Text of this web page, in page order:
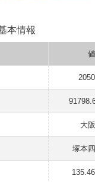
本情報
値
大
塚本